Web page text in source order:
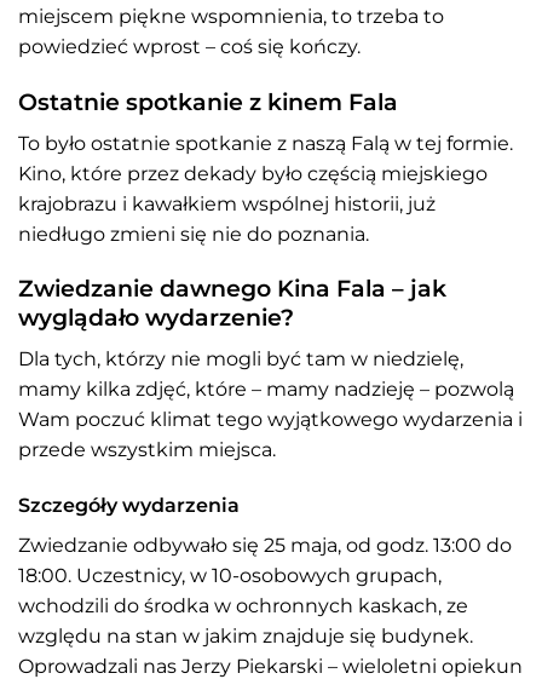
miejscem piękne wspomnienia, to trzeba to
powiedzieć wprost – coś się kończy.
Ostatnie spotkanie z kinem Fala
To było ostatnie spotkanie z naszą Falą w tej formie.
Kino, które przez dekady było częścią miejskiego
krajobrazu i kawałkiem wspólnej historii, już
niedługo zmieni się nie do poznania.
Zwiedzanie dawnego Kina Fala – jak
wyglądało wydarzenie?
Dla tych, którzy nie mogli być tam w niedzielę,
mamy kilka zdjęć, które – mamy nadzieję – pozwolą
Wam poczuć klimat tego wyjątkowego wydarzenia i
przede wszystkim miejsca.
Szczegóły wydarzenia
Zwiedzanie odbywało się 25 maja, od godz. 13:00 do
18:00. Uczestnicy, w 10-osobowych grupach,
wchodzili do środka w ochronnych kaskach, ze
względu na stan w jakim znajduje się budynek.
Oprowadzali nas Jerzy Piekarski – wieloletni opiekun